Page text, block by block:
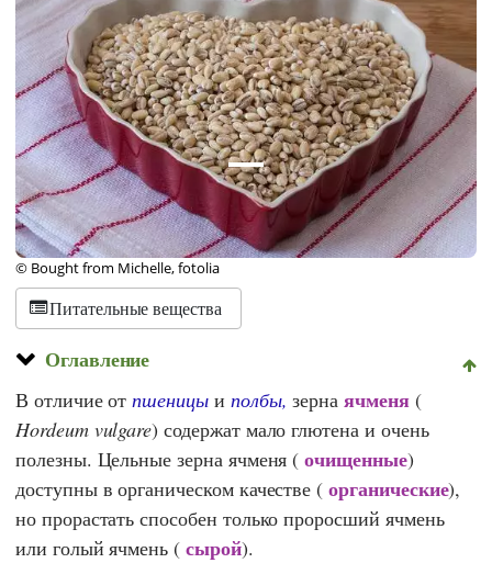
© Bought from Michelle, fotolia
Питательные вещества
Оглавление
В отличие от пшеницыи полбы, зерна ячменя(
Hordeum vulgare) содержат мало глютена и очень
полезны. Цельные зерна ячменя (очищенные)
доступны в органическом качестве (органические),
но прорастать способен только проросший ячмень
или голый ячмень ( сырой).